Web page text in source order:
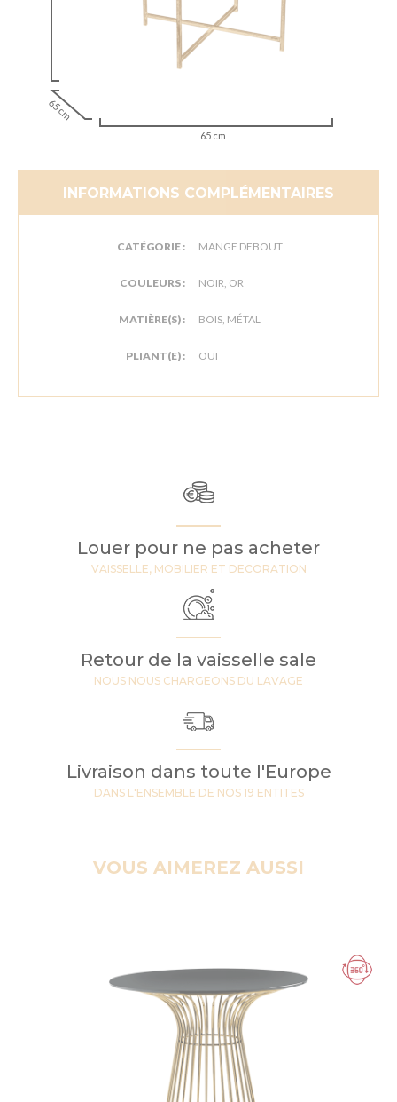
65 cm
65 cm
INFORMATIONS COMPLÉMENTAIRES
CATÉGORIE : MANGE DEBOUT
COULEURS : NOIR, OR
MATIÈRE(S) : BOIS, MÉTAL
PLIANT(E) : OUI
Louer pour ne pas acheter
VAISSELLE, MOBILIER ET DECORATION
Retour de la vaisselle sale
NOUS NOUS CHARGEONS DU LAVAGE
Livraison dans toute l'Europe
DANS L'ENSEMBLE DE NOS 19 ENTITES
VOUS AIMEREZ AUSSI